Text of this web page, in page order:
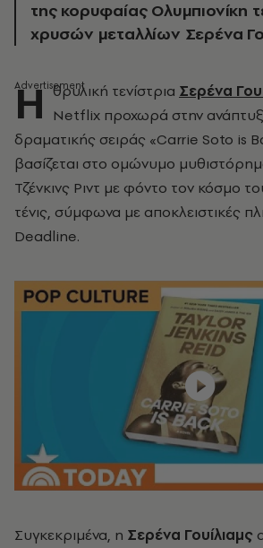
της κορυφαίας Ολυμπιονίκη
χρυσών μεταλλίων Σερένα
H θρυλική τενίστρια Σερένα
Netflix προχωρά στην
δραματικής σειράς «Carrie Soto is
βασίζεται στο ομώνυμο
Τζένκινς Ριντ με φόντο τον κόσμο
τένις, σύμφωνα με αποκλειστικές
Deadline.
Συγκεκριμένα, η Σερένα Γουίλιαμς